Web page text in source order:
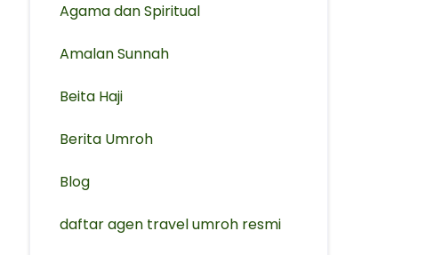
Agama dan Spiritual
Amalan Sunnah
Beita Haji
Berita Umroh
Blog
daftar agen travel umroh resmi